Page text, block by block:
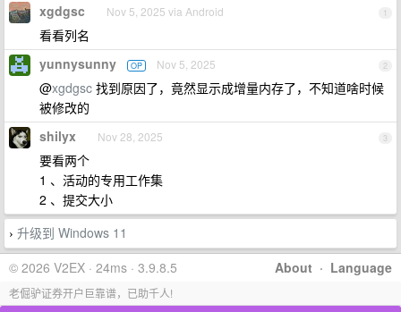
1
xgdgsc Nov 5, 2025 via Android
看看列名
2
yunnysunny OP Nov 5, 2025
@xgdgsc 找到原因了，竟然显示成增量内存了，不知道啥时候
被修改的
3
shilyx Nov 28, 2025
要看两个
1 、活动的专用工作集
2 、提交大小
› 升级到 Windows 11
About · Language
© 2026 V2EX · 24ms · 3.9.8.5
老倔驴证券开户巨靠谱，已助千人!